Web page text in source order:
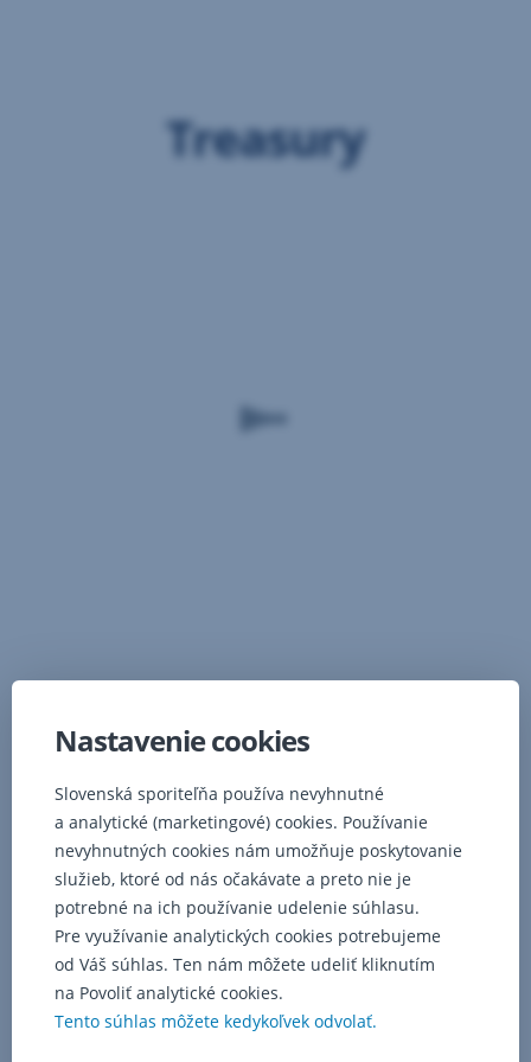
Treasury
Objednať sa do pobočky
,
Otvorí
sa
Zavolajte nám
,
Otvorí
sa
v
okne
Napíšte nám
sa
Nastavenie cookies
Slovenská sporiteľňa používa nevyhnutné
a analytické (marketingové) cookies. Používanie
nevyhnutných cookies nám umožňuje poskytovanie
služieb, ktoré od nás očakávate a preto nie je
potrebné na ich používanie udelenie súhlasu.
Pre využívanie analytických cookies potrebujeme
od Váš súhlas. Ten nám môžete udeliť kliknutím
na Povoliť analytické cookies.
Tento súhlas môžete kedykoľvek odvolať.